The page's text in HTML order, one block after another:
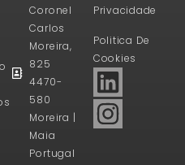
Coronel
Carlos
Moreira,
825
4470-
580
Moreira |
Maia
Portugal
Privacidade
Politica De
Cookies